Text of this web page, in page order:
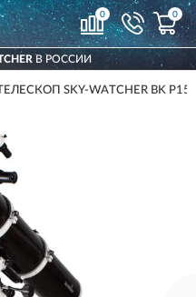
0 0
В РОССИИ
SKY-WATCHER BK